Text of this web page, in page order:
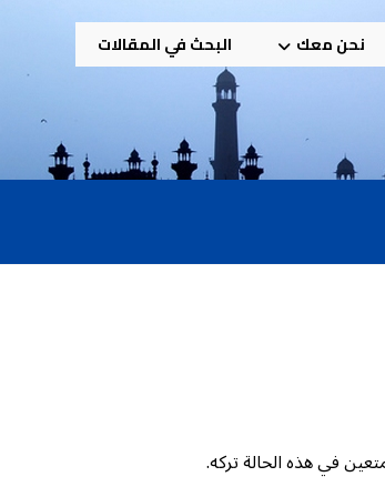
نحن معك البحث في المقالات
في هذه الحالة تركه.